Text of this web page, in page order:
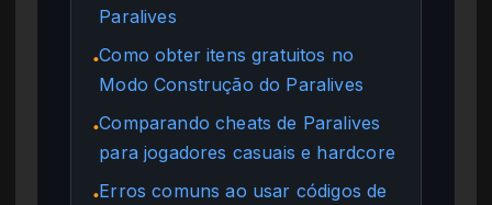
Paralives
●Como obter itens gratuitos no
Modo Construção do Paralives
●Comparando cheats de Paralives
para jogadores casuais e hardcore
●Erros comuns ao usar códigos de